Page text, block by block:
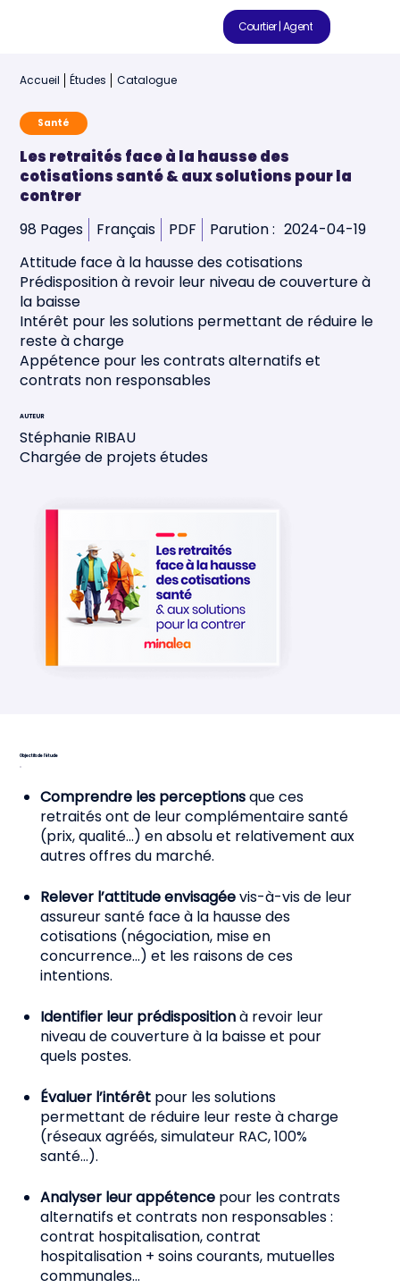
Courtier | Agent
Santé
Les retraités face à la hausse des
cotisations santé & aux solutions pour la
contrer
98 Pages
Français PDF Parution : 2024-04-19
Attitude face à la hausse des cotisations
Prédisposition à revoir leur niveau de couverture à
la baisse
Intérêt pour les solutions permettant de réduire le
reste à charge
Appétence pour les contrats alternatifs et
contrats non responsables
AUTEUR
Stéphanie RIBAU
Chargée de projets études
Accueil Études Catalogue
Comprendre les perceptionsque ces
retraités ont de leur complémentaire santé
(prix, qualité…) en absolu et relativement aux
autres offres du marché.
Relever l’attitude envisagéevis-à-vis de leur
assureur santé face à la hausse des
cotisations (négociation, mise en
concurrence…) et les raisons de ces
intentions.
Identifier leur prédispositionà revoir leur
niveau de couverture à la baisse et pour
quels postes.
Évaluer l’intérêt pour les solutions
permettant de réduire leur reste à charge
(réseaux agréés, simulateur RAC, 100%
santé…).
Analyser leur appétencepour les contrats
alternatifs et contrats non responsables :
contrat hospitalisation, contrat
hospitalisation + soins courants, mutuelles
communales…
Objectifs de l'étude